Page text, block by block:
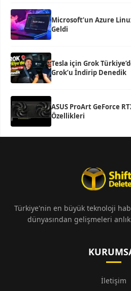
Microsoft’un Azure
Geldi
Tesla için Grok
Grok’u İndirip Denedik
ASUS ProArt GeForce
Özellikleri
Türkiye'nin en büyük teknoloji
dünyasından gelişmeleri
İletişim